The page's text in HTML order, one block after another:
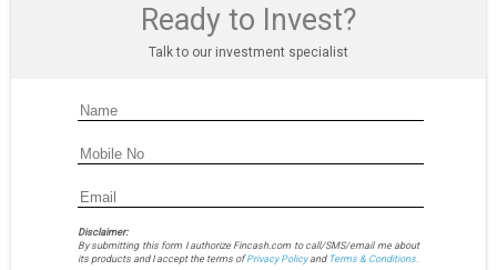
Ready to Invest?
Talk to our investment specialist
Disclaimer:
By submitting this form I authorize Fincash.com to call/SMS/email me about
its products and I accept the terms ofPrivacy Policyand Terms & Conditions.